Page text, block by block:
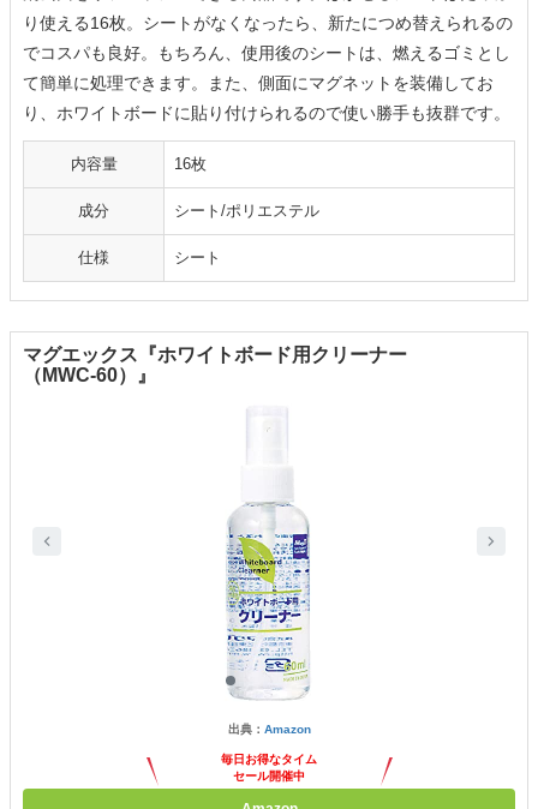
り使える16枚。シートがなくなったら、新たにつめ替えられるの
でコスパも良好。もちろん、使用後のシートは、燃えるゴミとし
て簡単に処理できます。また、側面にマグネットを装備してお
り、ホワイトボードに貼り付けられるので使い勝手も抜群です。
内容量 16枚
成分 シート/ポリエステル
仕様 シート
マグエックス『ホワイトボード用クリーナー
（MWC-60）』
出典： Amazon
毎日お得なタイム
セール開催中